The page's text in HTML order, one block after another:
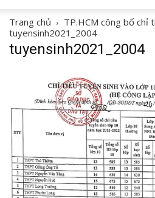
ĐẠT
Trang chủ
TP.HCM công bố chỉ
tuyensinh2021_2004
tuyensinh2021_2004